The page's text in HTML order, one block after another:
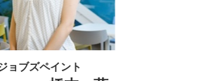
ョブズペイント